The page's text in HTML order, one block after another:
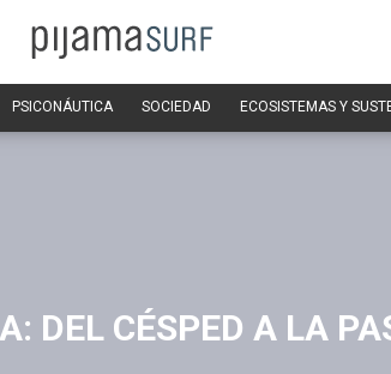
PSICONÁUTICA SOCIEDAD ECOSISTEMAS Y
DEL CÉSPED A LA